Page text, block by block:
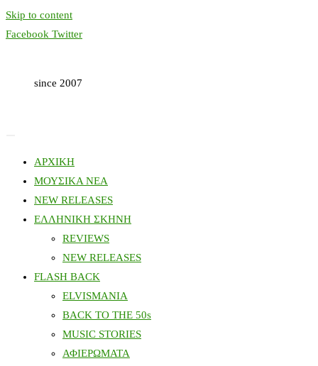
Skip to content
Facebook Twitter
since 2007
ΑΡΧΙΚΗ
ΜΟΥΣΙΚΑ ΝΕΑ
NEW RELEASES
ΕΛΛΗΝΙΚΗ ΣΚΗΝΗ
REVIEWS
NEW RELEASES
FLASH BACK
ELVISMANIA
BACK TO THE 50s
MUSIC STORIES
ΑΦΙΕΡΩΜΑΤΑ